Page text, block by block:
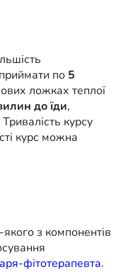
по 5
ложках теплої
до їди,
курсу
курс можна
якого з компонентів
фітотерапевта.